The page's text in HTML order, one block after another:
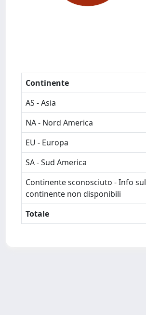
Continente
AS - Asia
NA - Nord America
EU - Europa
SA - Sud America
Continente sconosciuto - Info sul
continente non disponibili
Totale